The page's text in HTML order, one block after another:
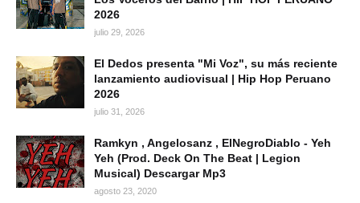
2026
julio 29, 2026
El Dedos presenta "Mi Voz", su más reciente
lanzamiento audiovisual | Hip Hop Peruano
2026
julio 31, 2026
Ramkyn , Angelosanz , ElNegroDiablo - Yeh
Yeh (Prod. Deck On The Beat | Legion
Musical) Descargar Mp3
agosto 23, 2020